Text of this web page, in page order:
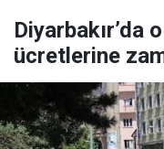
Diyarbakır’da
ücretlerine